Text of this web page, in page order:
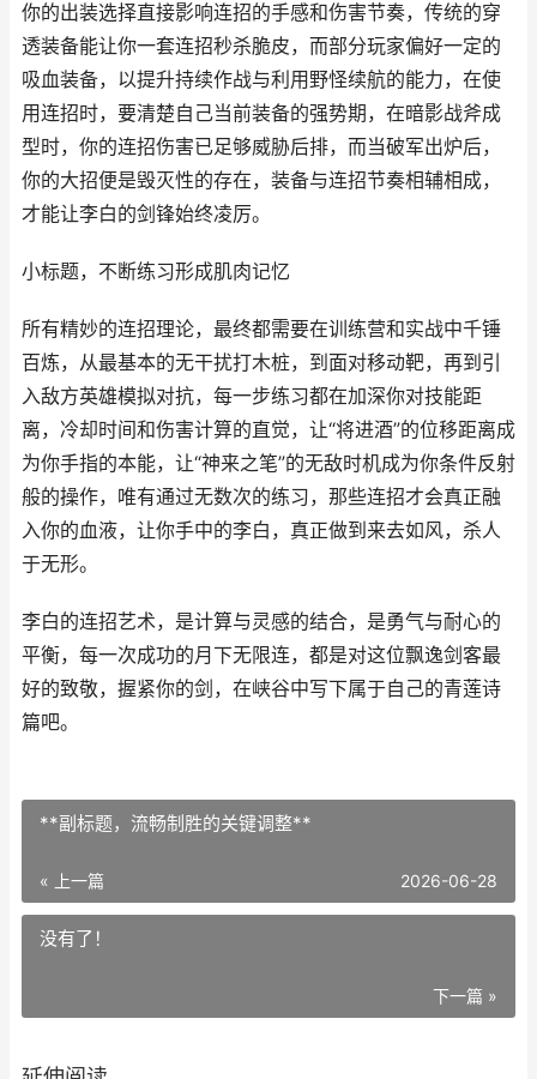
你的出装选择直接影响连招的手感和伤害节奏，传统的穿
透装备能让你一套连招秒杀脆皮，而部分玩家偏好一定的
吸血装备，以提升持续作战与利用野怪续航的能力，在使
用连招时，要清楚自己当前装备的强势期，在暗影战斧成
型时，你的连招伤害已足够威胁后排，而当破军出炉后，
你的大招便是毁灭性的存在，装备与连招节奏相辅相成，
才能让李白的剑锋始终凌厉。
小标题，不断练习形成肌肉记忆
所有精妙的连招理论，最终都需要在训练营和实战中千锤
百炼，从最基本的无干扰打木桩，到面对移动靶，再到引
入敌方英雄模拟对抗，每一步练习都在加深你对技能距
离，冷却时间和伤害计算的直觉，让“将进酒”的位移距离成
为你手指的本能，让“神来之笔”的无敌时机成为你条件反射
般的操作，唯有通过无数次的练习，那些连招才会真正融
入你的血液，让你手中的李白，真正做到来去如风，杀人
于无形。
李白的连招艺术，是计算与灵感的结合，是勇气与耐心的
平衡，每一次成功的月下无限连，都是对这位飘逸剑客最
好的致敬，握紧你的剑，在峡谷中写下属于自己的青莲诗
篇吧。
**副标题，流畅制胜的关键调整**
« 上一篇 2026-06-28
没有了！
下一篇 »